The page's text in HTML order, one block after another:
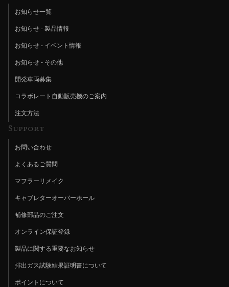
お知らせ一覧
お知らせ - 製品情報
お知らせ - イベント情報
お知らせ - その他
開発車両募集
コラボレート自動販売機のご案内
注文方法
Support
お問い合わせ
よくあるご質問
マフラーリメイク
キャブレターオーバーホール
補修部品のご注文
オンライン保証登録
製品に関する重要なお知らせ
排出ガス試験結果証明書について
ポイントについて